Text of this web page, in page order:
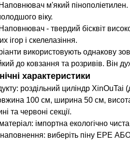
м'який пінополіетилен.
віку.
- твердий бісквіт
ігор і скелелазіння.
використовують однакову
до ковзання та розривів. Він
характеристики
роздільний циліндр XinOuTai
100 см, ширина 50 см,
та червоні секції.
імпортна екологічно
виберіть піну EPE АБО